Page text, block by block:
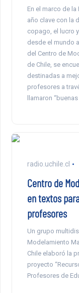
En el marco de
año clave con la
copago, el lucro
desde el mundo
del Centro de
de Chile, se
destinadas a
profesores a
llamaron
radio.uchile.cl
Centro de
en textos
profesores
Un grupo
Modelamiento
Chile elaboró la
proyecto
Profesores de